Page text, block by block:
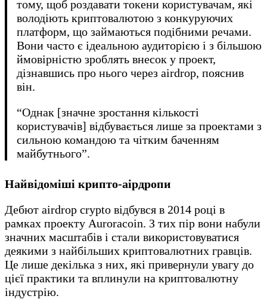
тому, щоб роздавати токени користувачам, які
володіють криптовалютою з конкуруючих
платформ, що займаються подібними речами.
Вони часто є ідеальною аудиторією і з більшою
ймовірністю зроблять внесок у проект,
дізнавшись про нього через airdrop, пояснив
він.
“Однак [значне зростання кількості
користувачів] відбувається лише за проектами з
сильною командою та чітким баченням
майбутнього”.
Найвідоміші крипто-аірдропи
Дебют airdrop crypto відбувся в 2014 році в
рамках проекту Auroracoin. З тих пір вони набули
значних масштабів і стали використовуватися
деякими з найбільших криптовалютних гравців.
Це лише декілька з них, які привернули увагу до
цієї практики та вплинули на криптовалютну
індустрію.